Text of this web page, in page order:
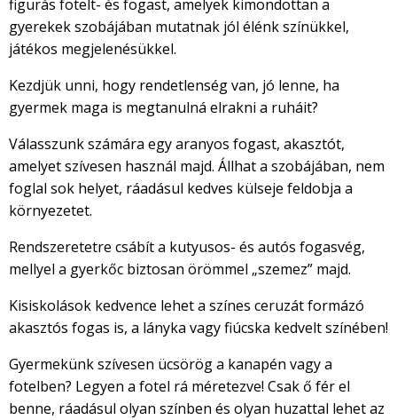
figurás fotelt- és fogast, amelyek kimondottan a
gyerekek szobájában mutatnak jól élénk színükkel,
játékos megjelenésükkel.
Kezdjük unni, hogy rendetlenség van, jó lenne, ha
gyermek maga is megtanulná elrakni a ruháit?
Válasszunk számára egy aranyos fogast, akasztót,
amelyet szívesen használ majd. Állhat a szobájában, nem
foglal sok helyet, ráadásul kedves külseje feldobja a
környezetet.
Rendszeretetre csábít a kutyusos- és autós fogasvég,
mellyel a gyerkőc biztosan örömmel „szemez” majd.
Kisiskolások kedvence lehet a színes ceruzát formázó
akasztós fogas is, a lányka vagy fiúcska kedvelt színében!
Gyermekünk szívesen ücsörög a kanapén vagy a
fotelben? Legyen a fotel rá méretezve! Csak ő fér el
benne, ráadásul olyan színben és olyan huzattal lehet az